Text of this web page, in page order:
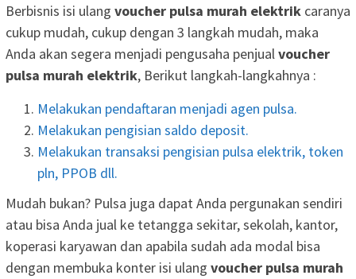
Berbisnis isi ulang voucher pulsa murah elektrik caranya
cukup mudah, cukup dengan 3 langkah mudah, maka
Anda akan segera menjadi pengusaha penjualvoucher
pulsa murah elektrik, Berikut langkah-langkahnya :
Melakukan pendaftaran menjadi agen pulsa.
Melakukan pengisian saldo deposit.
Melakukan transaksi pengisian pulsa elektrik, token
pln, PPOB dll.
Mudah bukan? Pulsa juga dapat Anda pergunakan sendiri
atau bisa Anda jual ke tetangga sekitar, sekolah, kantor,
koperasi karyawan dan apabila sudah ada modal bisa
dengan membuka konter isi ulang voucher pulsa murah